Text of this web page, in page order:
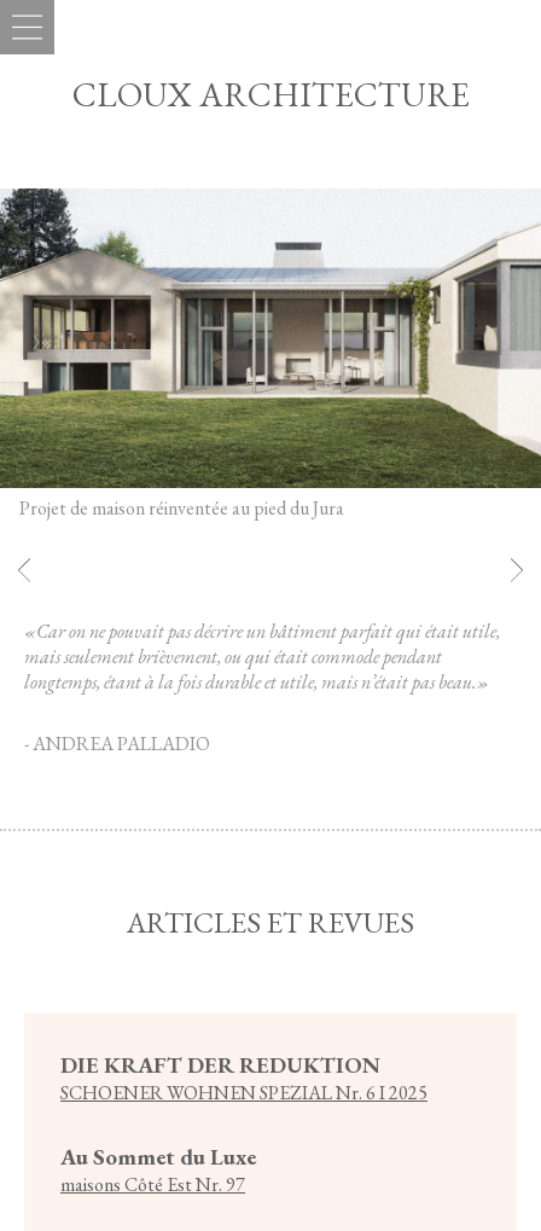
CLOUX ARCHITECTURE
Projet de maison réinventée au pied du Jura
«Car on ne pouvait pas décrire un bâtiment parfait qui était utile,
mais seulement brièvement, ou qui était commode pendant
longtemps, étant à la fois durable et utile, mais n’était pas beau.»
- ANDREA PALLADIO
ARTICLES ET REVUES
DIE KRAFT DER REDUKTION
SCHOENER WOHNEN SPEZIAL Nr. 6 I 2025
Au Sommet du Luxe
maisons Côté Est Nr. 97